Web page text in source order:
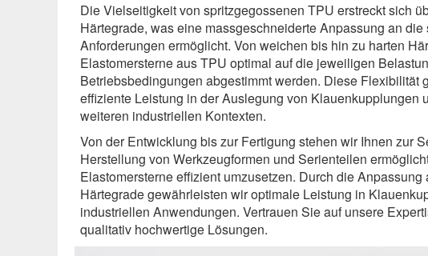
Die Vielseitigkeit von spritzgegossenen TPU erstreckt sich
Härtegrade, was eine massgeschneiderte Anpassung an die
Anforderungen ermöglicht. Von weichen bis hin zu harten
Elastomersterne aus TPU optimal auf die jeweiligen
Betriebsbedingungen abgestimmt werden. Diese Flexibilität
effiziente Leistung in der Auslegung von Klauenkupplungen
weiteren industriellen Kontexten.
Von der Entwicklung bis zur Fertigung stehen wir Ihnen zur
Herstellung von Werkzeugformen und Serienteilen
Elastomersterne effizient umzusetzen. Durch die
Härtegrade gewährleisten wir optimale Leistung in
industriellen Anwen­dungen. Vertrauen Sie auf unsere
qualitativ hochwertige Lösungen.